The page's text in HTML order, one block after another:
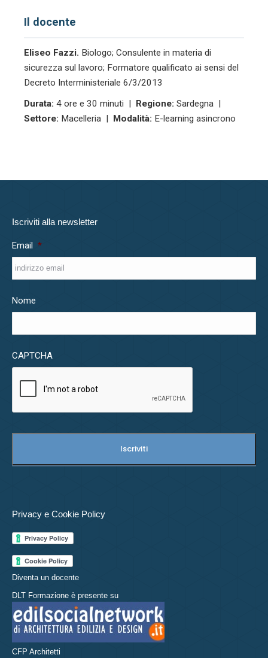
Il docente
Eliseo Fazzi. Biologo; Consulente in materia di
sicurezza sul lavoro; Formatore qualificato ai sensi del
Decreto Interministeriale 6/3/2013
Durata: 4 ore e 30 minuti | Regione: Sardegna |
Settore: Macelleria | Modalità: E-learning asincrono
Iscriviti alla newsletter
Email *
Nome
CAPTCHA
Privacy e Cookie Policy
Diventa un docente
DLT Formazione è presente su
CFP Architetti